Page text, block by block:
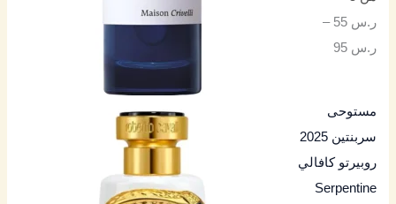
ر.س 55
–
ر.س 95
مستوحى
سربنتين 2025
روبيرتو كافالي
Serpentine